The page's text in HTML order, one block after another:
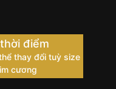
điểm
thay đổi tuỳ size
cương